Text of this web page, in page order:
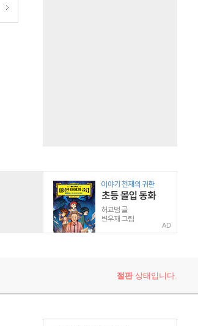
AD
절판상태입니다.